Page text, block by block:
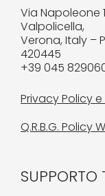
Via Napoleone
Valpolicella,
Verona, Italy –
420445
+39 045
Privacy Policy
Q.R.B.G. Policy
SUPPORTO